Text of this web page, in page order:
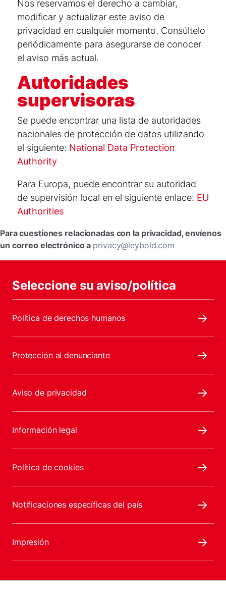
Nos reservamos el derecho a cambiar,
modificar y actualizar este aviso de
privacidad en cualquier momento. Consúltelo
periódicamente para asegurarse de conocer
el aviso más actual.
Autoridades
supervisoras
Se puede encontrar una lista de autoridades
nacionales de protección de datos utilizando
el siguiente: National Data Protection
Authority
Para Europa, puede encontrar su autoridad
de supervisión local en el siguiente enlace: EU
Authorities
Para cuestiones relacionadas con la privacidad, envíenos
un correo electrónico a privacy@leybold.com
Seleccione su aviso/política
Política de derechos humanos
Protección al denunciante
Aviso de privacidad
Información legal
Política de cookies
Notificaciones específicas del país
Impresión